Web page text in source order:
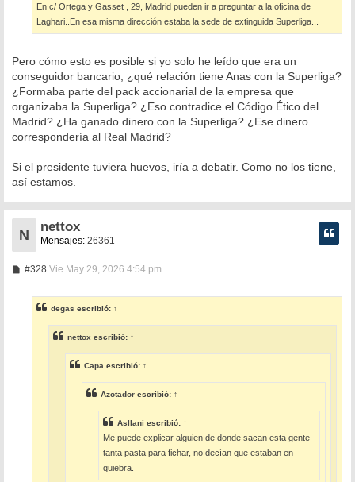
En c/ Ortega y Gasset , 29, Madrid pueden ir a preguntar a la oficina de
Laghari..En esa misma dirección estaba la sede de extinguida Superliga...
Pero cómo esto es posible si yo solo he leído que era un
conseguidor bancario, ¿qué relación tiene Anas con la Superliga?
¿Formaba parte del pack accionarial de la empresa que
organizaba la Superliga? ¿Eso contradice el Código Ético del
Madrid? ¿Ha ganado dinero con la Superliga? ¿Ese dinero
correspondería al Real Madrid?
Si el presidente tuviera huevos, iría a debatir. Como no los tiene,
así estamos.
N
nettox
Mensajes: 26361
#328M
s
a
Vie May 29, 2026 4:54 pm
degas escribió: ↑
nettox escribió: ↑
Capa escribió: ↑
Azotador escribió: ↑
Asllani escribió: ↑
Me puede explicar alguien de donde sacan esta gente
tanta pasta para fichar, no decían que estaban en
quiebra.